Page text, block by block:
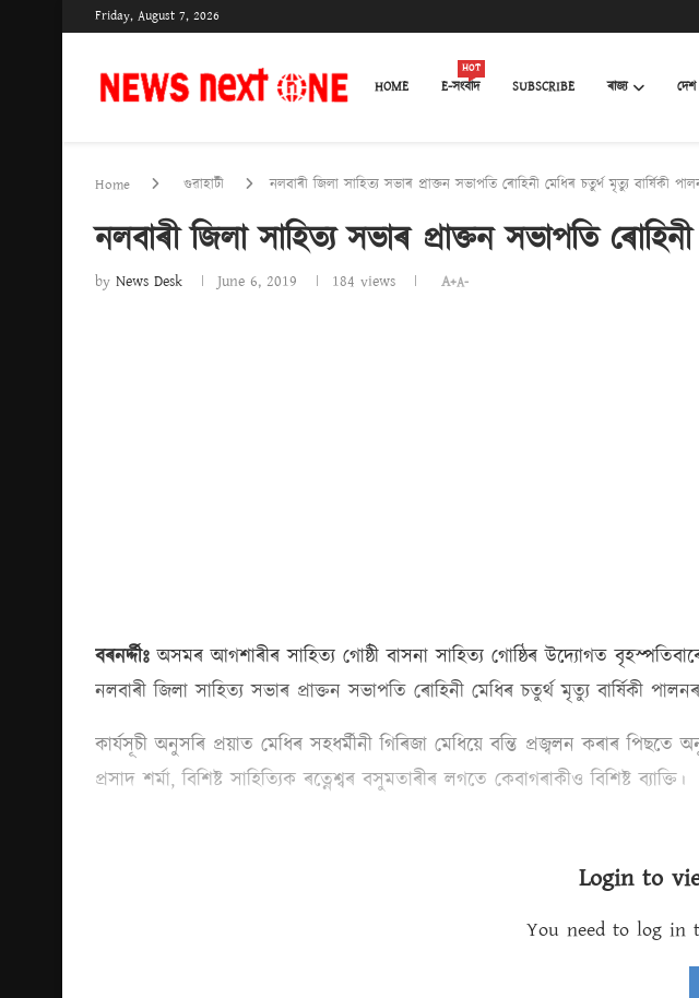
Friday, August 7, 2026
HOME E-সংবাদ
HOT
SUBSCRIBE ৰাজ্য দেশ
Home গুৱাহাটী নলবাৰী জিলা সাহিত্য সভাৰ প্ৰাক্তন সভাপতি ৰোহিনী মেধিৰ চতুৰ্থ মৃত্যু বাৰ্ষিকী
নলবাৰী জিলা সাহিত্য সভাৰ প্ৰাক্তন সভাপতি
by News Desk June 6, 2019 184 views A+A-
বৰনৰ্দ্দীঃঅসমৰ আগশাৰীৰ সাহিত্য গোষ্ঠী বাসনা সাহিত্য গোষ্ঠিৰ উদ্যোগত
নলবাৰী জিলা সাহিত্য সভাৰ প্ৰাক্তন সভাপতি ৰোহিনী মেধিৰ চতুৰ্থ মৃত্যু বাৰ্ষিকী
কাৰ্যসূচী অনুসৰি প্ৰয়াত মেধিৰ সহধৰ্মীনী গিৰিজা মেধিয়ে বন্তি প্ৰজ্বলন কৰাৰ
প্ৰসাদ শৰ্মা, বিশিষ্ট সাহিত্যিক ৰত্নেশ্বৰ বসুমতাৰীৰ লগতে কেবাগৰাকীও বিশিষ্ট ব্যাক্তি।
Login to
You need to log in